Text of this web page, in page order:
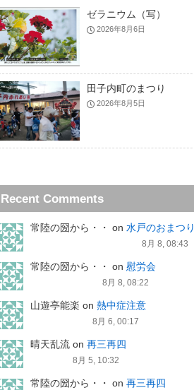
ゼラニウム（写）
2026年8月6日
田子内町のまつり
2026年8月5日
Recent Comments
常陸の圀から・・ on 水戸のおまつり
8月 8, 08:43
常陸の圀から・・ on 慰労会
8月 8, 08:22
山遊亭能楽 on 熱中症注意
8月 6, 00:17
晴天乱流 on 再三再四
8月 5, 10:32
常陸の圀から・・ on 再三再四